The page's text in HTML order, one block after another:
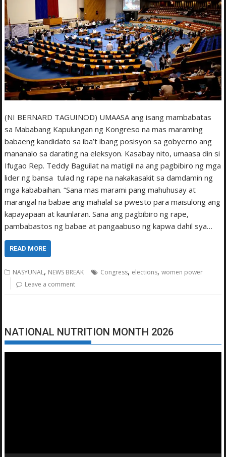
(NI BERNARD TAGUINOD) UMAASA ang isang mambabatas
sa Mababang Kapulungan ng Kongreso na mas maraming
babaeng kandidato sa iba’t ibang posisyon sa gobyerno ang
mananalo sa darating na eleksyon. Kasabay nito, umaasa din si
Ifugao Rep. Teddy Baguilat na matigil na ang pagbibiro ng mga
lider ng bansa tulad ng rape na nakakasakit sa damdamin ng
mga kababaihan. “Sana mas marami pang mahuhusay at
marangal na babae ang mahalal sa pwesto para maisulong ang
kapayapaan at kaunlaran. Sana ang pagbibiro ng rape,
pambabastos ng babae at pangaabuso ng kapwa dahil sya…
READ MORE
NASYUNAL, NEWS BREAK Congress, elections,women power
Leave a comment
NATIONAL NUTRITION MONTH 2026